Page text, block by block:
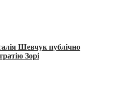
Шевчук публічно
Зорі